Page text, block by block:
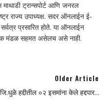
माथाडी ट्रान्सपोर्ट आणि जनरल
राज्य उपाध्यक्ष. सदर ऑनलाईन ई-
प्रसारित होते. या ऑनलाईन
मंडळ सहमत असेलच असे नाही.
Older Article
हद्दीतील ०२ इसमांना केले हद्दपार...